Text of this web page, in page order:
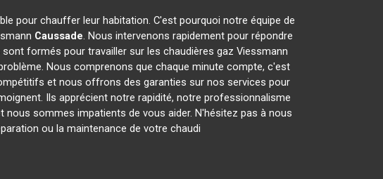
pour chauffer leur habitation. C'est pourquoi notre équipe de
Caussade. Nous intervenons rapidement pour répondre
formés pour travailler sur les chaudières gaz Viessmann
Nous comprenons que chaque minute compte, c'est
et nous offrons des garanties sur nos services pour
Ils apprécient notre rapidité, notre professionnalisme
nous sommes impatients de vous aider. N'hésitez pas à nous
ou la maintenance de votre chaudi